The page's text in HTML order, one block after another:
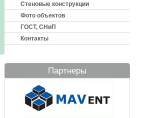
Стеновые конструкции
Фото объектов
ГОСТ, СНиП
Контакты
Партнеры